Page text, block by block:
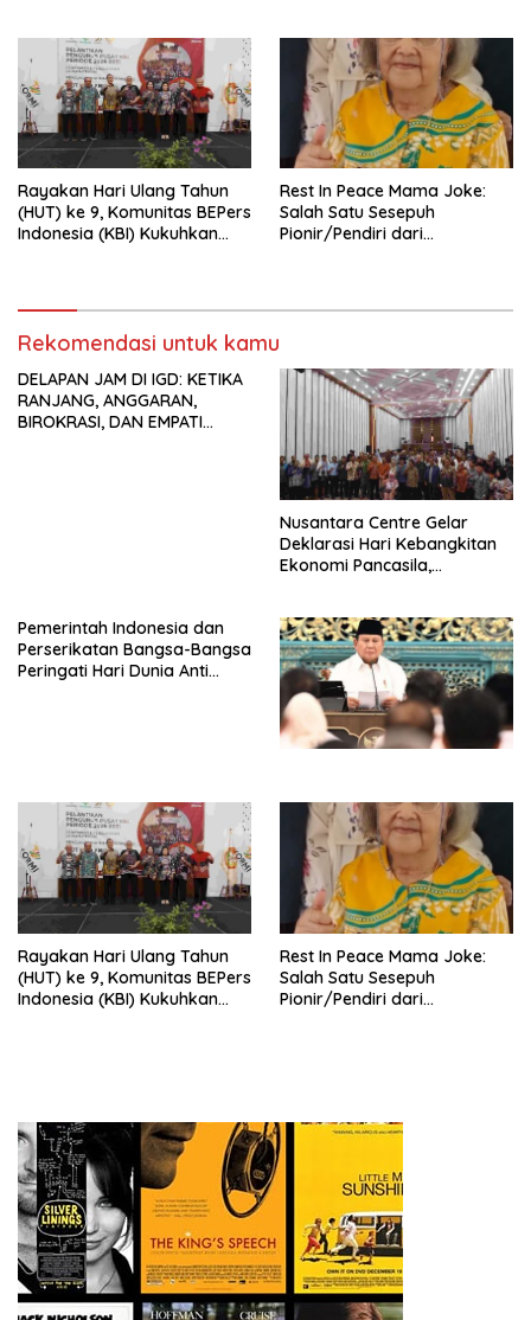
Rayakan Hari Ulang Tahun
(HUT) ke 9, Komunitas BEPers
Indonesia (KBI) Kukuhkan
KBI yang Berbasis Riset di
Mancanegara”.
Rest In Peace Mama Joke:
Salah Satu Sesepuh
Pionir/Pendiri dari
Rekomendasi untuk kamu
DELAPAN JAM DI IGD: KETIKA
RANJANG, ANGGARAN,
BIROKRASI, DAN EMPATI
Nusantara Centre Gelar
Deklarasi Hari Kebangkitan
Ekonomi Pancasila,
Penjajahan (Pergolakan
Ekonomi Politik Indonesia) &
Simposium Nasional “Urgensi
Undang-Undang
Perekonomian Nasional dan
Kesejahteraan Sosial dalam
Pemerintah Indonesia dan
Perserikatan Bangsa-Bangsa
Peringati Hari Dunia Anti
Rayakan Hari Ulang Tahun
(HUT) ke 9, Komunitas BEPers
Indonesia (KBI) Kukuhkan
seluruh Indonesia dan
Mancanegara”.
Rest In Peace Mama Joke:
Salah Satu Sesepuh
Pionir/Pendiri dari